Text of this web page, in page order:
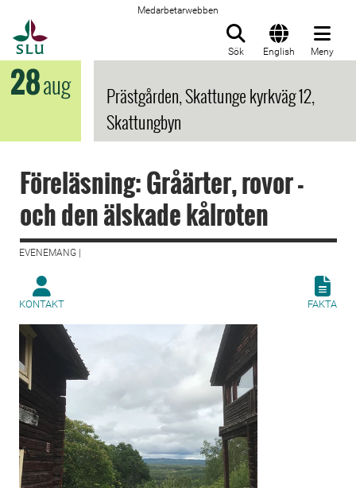
Medarbetarwebben
Sök English Meny
28aug
Prästgården, Skattunge kyrkväg 12,
Skattungbyn
Föreläsning: Gråärter, rovor -
och den älskade kålroten
EVENEMANG |
KONTAKT FAKTA